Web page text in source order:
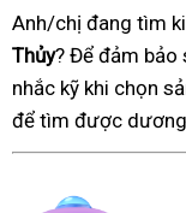
Anh/chị đang tìm
Thủy? Để đảm bảo
nhắc kỹ khi chọn
để tìm được